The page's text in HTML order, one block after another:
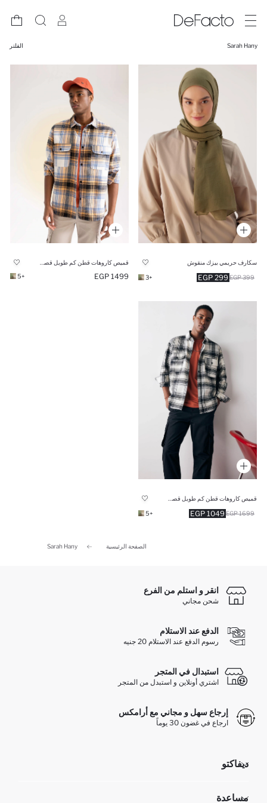
Sarah Hany الفلتر
سكارف حريمي بيزك منقوش
299 EGP 399 EGP
+3
1499 EGP
+5
1049 EGP 1699 EGP
+5
الصفحة الرئيسية Sarah Hany
انقر و استلم من الفرع
شحن مجاني
الدفع عند الاستلام
رسوم الدفع عند الاستلام 20 جنيه
استبدال في المتجر
اشتري أونلاين و استبدل من المتجر
إرجاع سهل و مجاني مع أرامكس
ارجاع في غضون 30 يوماً
ديفاكتو
مساعدة